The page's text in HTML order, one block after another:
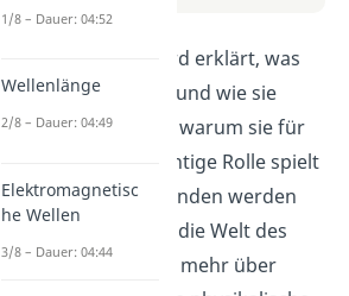
In diesem Video wird erklärt, was
die Schallmauer ist und wie sie
entsteht. Du lernst, warum sie für
Flugzeuge eine wichtige Rolle spielt
und wie sie überwunden werden
kann. Tauche ein in die Welt des
Schalls und erfahre mehr über
1/8 – Dauer: 04:52
Wellenlänge
2/8 – Dauer: 04:49
Elektromagnetisc
he Wellen
3/8 – Dauer: 04:44